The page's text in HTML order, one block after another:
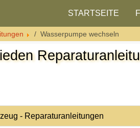
STARTSEITE
Wasserpumpe wechseln